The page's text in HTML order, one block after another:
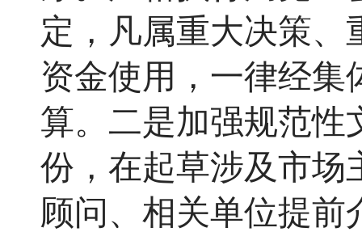
定，凡属重大决策、
资金使用，一律经集
算。二是加强规范性
份，在起草涉及市场
顾问、相关单位提前